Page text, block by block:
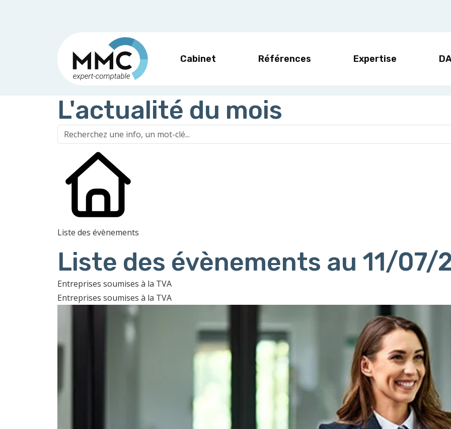
Cabinet Références Expertise
L'actualité du mois
Liste des évènements
Liste des évènements au 11/07/
Entreprises soumises à la TVA
Entreprises soumises à la TVA